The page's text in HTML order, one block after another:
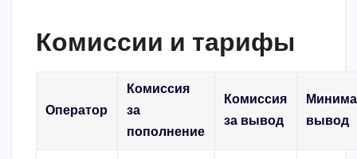
Комиссии и тарифы
Оператор
Комиссия
за
пополнение
Комиссия
за вывод
вывод